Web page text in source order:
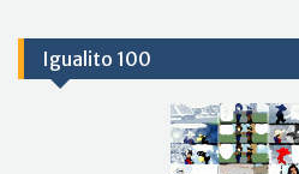
Igualito 100